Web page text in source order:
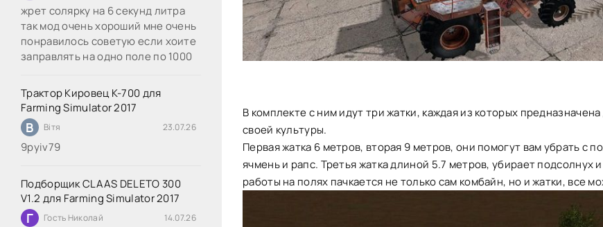
жрет солярку на 6 секунд литра
так мод очень хороший мне очень
понравилось советую если хоите
заправлять на одно поле по 1000
Трактор Кировец К-700 для
Farming Simulator 2017
В Вітя 23.07.26
9руіv79
Подборщик CLAAS DELETO 300
V1.2 для Farming Simulator 2017
Г Гость Николай 14.07.26
В комплекте с ним идут три жатки, каждая из которых
своей культуры.
Первая жатка 6 метров, вторая 9 метров, они помогут вам убрать с
ячмень и рапс. Третья жатка длиной 5.7 метров, убирает подсолнух
работы на полях пачкается не только сам комбайн, но и жатки, все